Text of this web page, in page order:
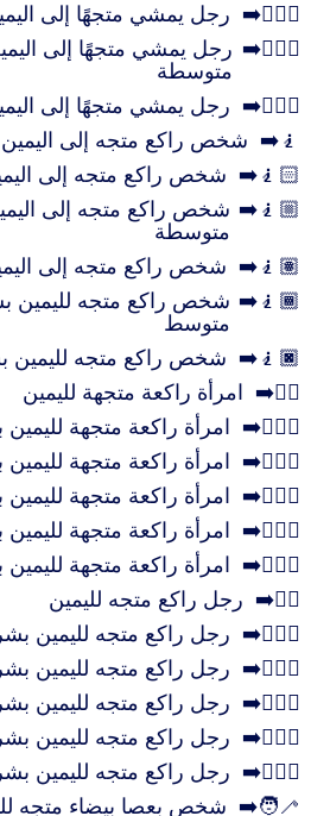
🚶🏽‍♂️‍➡️ رجل يمشي متجهًا إلى
🚶🏾‍♂️‍➡️ رجل يمشي متجهًا إلى
متوسطة
🚶🏿‍♂️‍➡️ رجل يمشي متجهًا إلى
🧎‍➡️ شخص راكع متجه إلى اليمين
🧎🏻‍➡️ شخص راكع متجه إلى
🧎🏼‍➡️ شخص راكع متجه إلى
متوسطة
🧎🏽‍➡️ شخص راكع متجه إلى
🧎🏾‍➡️ شخص راكع متجه لليمين
متوسط
🧎🏿‍➡️ شخص راكع متجه لليمين
🧎‍♀️‍➡️ امرأة راكعة متجهة لليمين
🧎🏻‍♀️‍➡️ امرأة راكعة متجهة
🧎🏼‍♀️‍➡️ امرأة راكعة متجهة
🧎🏽‍♀️‍➡️ امرأة راكعة متجهة
🧎🏾‍♀️‍➡️ امرأة راكعة متجهة
🧎🏿‍♀️‍➡️ امرأة راكعة متجهة
🧎‍♂️‍➡️ رجل راكع متجه لليمين
🧎🏻‍♂️‍➡️ رجل راكع متجه لليمين
🧎🏼‍♂️‍➡️ رجل راكع متجه لليمين
🧎🏽‍♂️‍➡️ رجل راكع متجه لليمين
🧎🏾‍♂️‍➡️ رجل راكع متجه لليمين
🧎🏿‍♂️‍➡️ رجل راكع متجه لليمين
🧑‍🦯‍➡️ شخص بعصا بيضاء متجه